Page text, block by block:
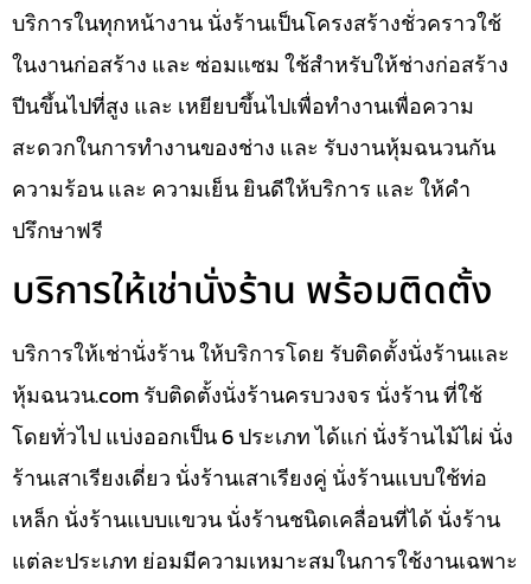
บริการในทุกหน้างาน นั่งร้านเป็นโครงสร้างชั่วคราวใช้
ในงานก่อสร้าง และ ซ่อมแซม ใช้สำหรับให้ช่างก่อสร้าง
ปีนขึ้นไปที่สูง และ เหยียบขึ้นไปเพื่อทำงานเพื่อความ
สะดวกในการทำงานของช่าง และ รับงานหุ้มฉนวนกัน
ความร้อน และ ความเย็น ยินดีให้บริการ และ ให้คำ
ปรึกษาฟรี
บริการให้เช่านั่งร้าน พร้อมติดตั้ง
บริการให้เช่านั่งร้าน ให้บริการโดย รับติดตั้งนั่งร้านและ
หุ้มฉนวน.com รับติดตั้งนั่งร้านครบวงจร นั่งร้าน ที่ใช้
โดยทั่วไป แบ่งออกเป็น 6 ประเภท ได้แก่ นั่งร้านไม้ไผ่ นั่ง
ร้านเสาเรียงเดี่ยว นั่งร้านเสาเรียงคู่ นั่งร้านแบบใช้ท่อ
เหล็ก นั่งร้านแบบแขวน นั่งร้านชนิดเคลื่อนที่ได้ นั่งร้าน
แต่ละประเภท ย่อมมีความเหมาะสมในการใช้งานเฉพาะ